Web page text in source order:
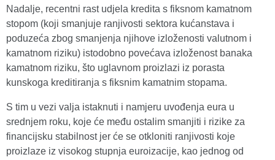
Nadalje, recentni rast udjela kredita s fiksnom kamatnom
stopom (koji smanjuje ranjivosti sektora kućanstava i
poduzeća zbog smanjenja njihove izloženosti valutnom i
kamatnom riziku) istodobno povećava izloženost banaka
kamatnom riziku, što uglavnom proizlazi iz porasta
kunskoga kreditiranja s fiksnim kamatnim stopama.
S tim u vezi valja istaknuti i namjeru uvođenja eura u
srednjem roku, koje će među ostalim smanjiti i rizike za
financijsku stabilnost jer će se otkloniti ranjivosti koje
proizlaze iz visokog stupnja euroizacije, kao jednog od